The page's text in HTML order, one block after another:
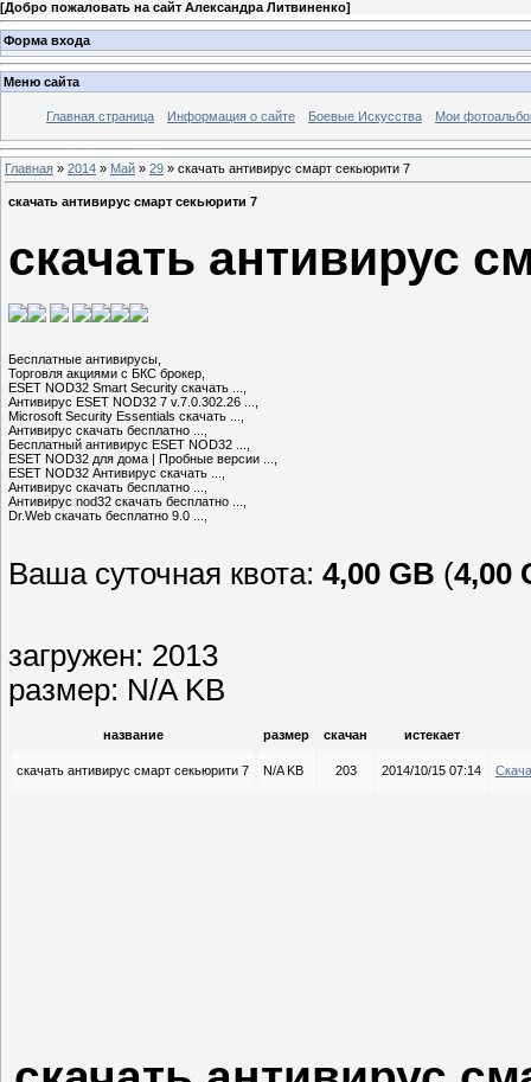
[Добро пожаловать на сайт Александра Литвиненко]
Форма входа
Меню сайта
Главная страница Информация о сайте Боевые Искусства Мои
Главная » 2014 » Май » 29 » скачать антивирус смарт секьюрити 7
скачать антивирус смарт секьюрити 7
скачать антивирус
Бесплатные антивирусы,
Торговля акциями с БКС брокер,
ESET NOD32 Smart Security скачать ...,
Антивирус ESET NOD32 7 v.7.0.302.26 ...,
Microsoft Security Essentials скачать ...,
Антивирус скачать бесплатно ...,
Бесплатный антивирус ESET NOD32 ...,
ESET NOD32 для дома | Пробные версии ...,
ESET NOD32 Антивирус скачать ...,
Антивирус скачать бесплатно ...,
Антивирус nod32 скачать бесплатно ...,
Dr.Web скачать бесплатно 9.0 ...,
Ваша суточная квота: 4,00 GB (4,00
загружен: 2013
размер: N/A KB
название размер скачан истекает
скачать антивирус смарт секьюрити 7 N/A KB 203 2014/10/15 07:14